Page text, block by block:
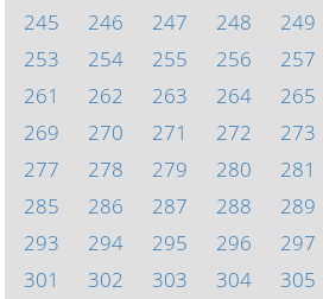
245
246 247 248 249
253
254 255 256 257
261
262 263 264 265
269
270 271 272 273
277
278 279 280 281
285
286 287 288 289
293
294 295 296 297
301
302 303 304 305